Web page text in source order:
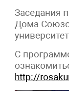
Заседания
Дома
С
http://